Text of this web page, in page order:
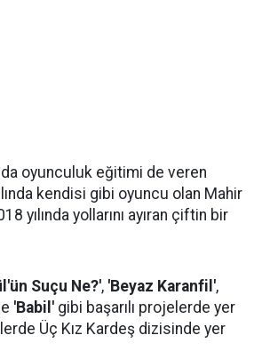
oyunculuk eğitimi de veren
kendisi gibi oyuncu olan Mahir
yılında yollarını ayıran çiftin bir
Suçu Ne?', 'Beyaz Karanfil',
'Babil' gibi başarılı projelerde yer
Üç Kız Kardeş dizisinde yer